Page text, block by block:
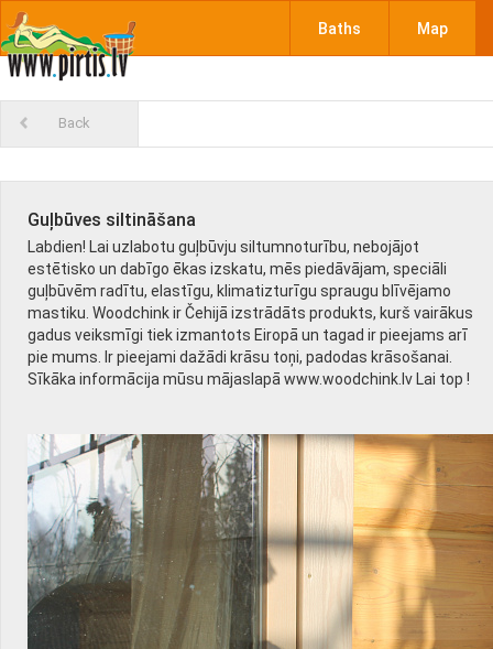
Baths Map
Back
Guļbūves siltināšana
Labdien! Lai uzlabotu guļbūvju siltumnoturību, nebojājot
estētisko un dabīgo ēkas izskatu, mēs piedāvājam, speciāli
guļbūvēm radītu, elastīgu, klimatizturīgu spraugu blīvējamo
mastiku. Woodchink ir Čehijā izstrādāts produkts, kurš vairākus
gadus veiksmīgi tiek izmantots Eiropā un tagad ir pieejams arī
pie mums. Ir pieejami dažādi krāsu toņi, padodas krāsošanai.
Sīkāka informācija mūsu mājaslapā www.woodchink.lv Lai top !